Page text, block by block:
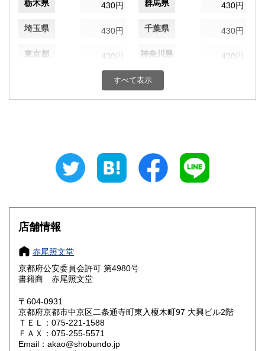
栃木県 430円 群馬県 430円
埼玉県 430円 千葉県 430円
東京都 430円 神奈川県 430円
430円 富山県
静岡県
430円 三重県
滋賀県 430円 京都府 430円
大阪府
奈良県
鳥取県
岡山県 430円 広島県 430円
山口県 430円
すべて表示
店舗情報
赤尾照文堂
京都府公安委員会許可 第4980号
書籍商 赤尾照文堂
〒604-0931
京都府京都市中京区二条通寺町東入榎木町97 大興ビル2階
ＴＥＬ：075-221-1588
ＦＡＸ：075-255-5571
Email：akao@shobundo.jp